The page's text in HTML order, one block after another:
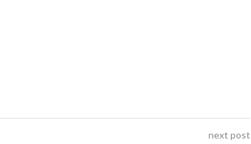
next post